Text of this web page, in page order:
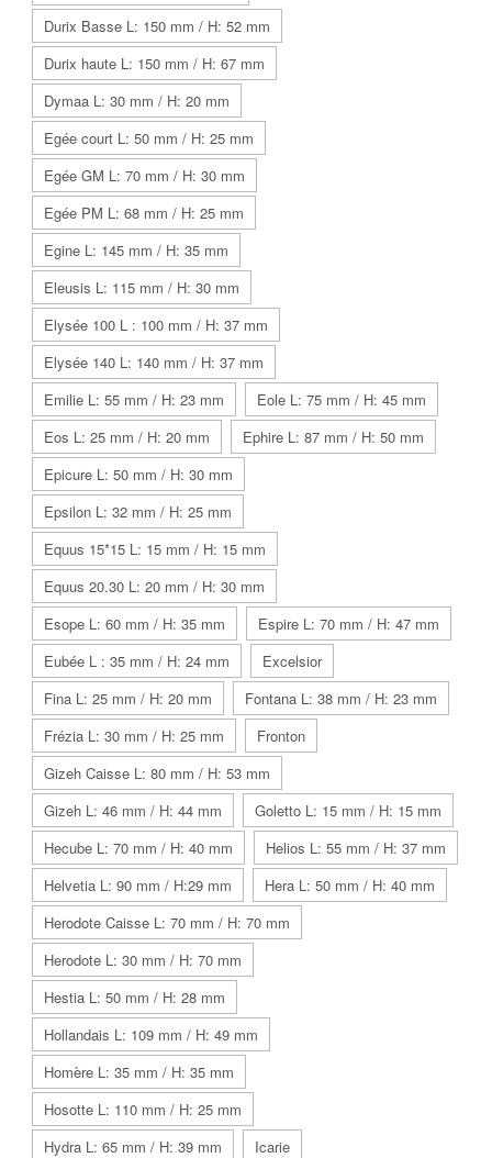
Durix Basse L: 150 mm / H: 52 mm
Durix haute L: 150 mm / H: 67 mm
Dymaa L: 30 mm / H: 20 mm
Egée court L: 50 mm / H: 25 mm
Egée GM L: 70 mm / H: 30 mm
Egée PM L: 68 mm / H: 25 mm
Egine L: 145 mm / H: 35 mm
Eleusis L: 115 mm / H: 30 mm
Elysée 100 L : 100 mm / H: 37 mm
Elysée 140 L: 140 mm / H: 37 mm
Emilie L: 55 mm / H: 23 mm
Eole L: 75 mm / H: 45 mm
Eos L: 25 mm / H: 20 mm
Ephire L: 87 mm / H: 50 mm
Epicure L: 50 mm / H: 30 mm
Epsilon L: 32 mm / H: 25 mm
Equus 15*15 L: 15 mm / H: 15 mm
Equus 20.30 L: 20 mm / H: 30 mm
Esope L: 60 mm / H: 35 mm
Espire L: 70 mm / H: 47 mm
Eubée L : 35 mm / H: 24 mm
Excelsior
Fina L: 25 mm / H: 20 mm
Fontana L: 38 mm / H: 23 mm
Frézia L: 30 mm / H: 25 mm
Fronton
Gizeh Caisse L: 80 mm / H: 53 mm
Gizeh L: 46 mm / H: 44 mm
Goletto L: 15 mm / H: 15 mm
Hecube L: 70 mm / H: 40 mm
Helios L: 55 mm / H: 37 mm
Helvetia L: 90 mm / H:29 mm
Hera L: 50 mm / H: 40 mm
Herodote Caisse L: 70 mm / H: 70 mm
Herodote L: 30 mm / H: 70 mm
Hestia L: 50 mm / H: 28 mm
Hollandais L: 109 mm / H: 49 mm
Homère L: 35 mm / H: 35 mm
Hosotte L: 110 mm / H: 25 mm
Hydra L: 65 mm / H: 39 mm
Icarie